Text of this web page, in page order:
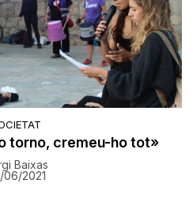
torno, cremeu-ho tot»
Baixas
06/2021